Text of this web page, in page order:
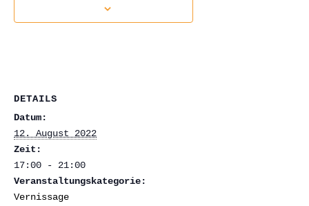
DETAILS
Datum:
12. August 2022
Zeit:
17:00 - 21:00
Veranstaltungskategorie:
Vernissage